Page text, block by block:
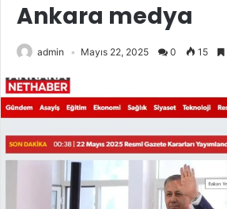
Ankara medya
admin Mayıs 22, 2025 0 15